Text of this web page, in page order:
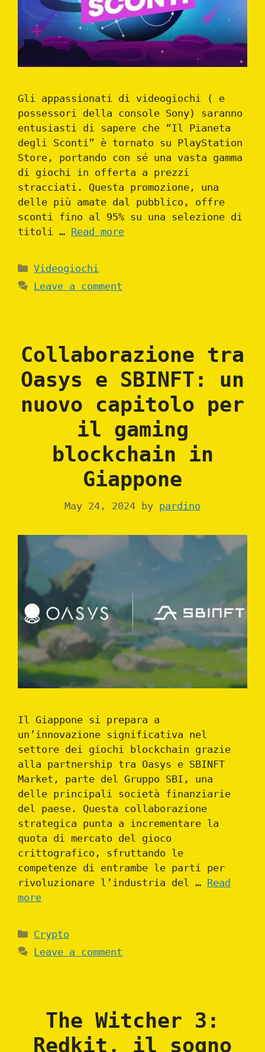
Gli appassionati di videogiochi ( e
possessori della console Sony) saranno
entusiasti di sapere che “Il Pianeta
degli Sconti” è tornato su PlayStation
Store, portando con sé una vasta gamma
di giochi in offerta a prezzi
stracciati. Questa promozione, una
delle più amate dal pubblico, offre
sconti fino al 95% su una selezione di
titoli … Read more
Categories
Videogiochi
Leave a comment
Collaborazione tra
Oasys e SBINFT: un
nuovo capitolo per
il gaming
blockchain in
Giappone
May 24, 2024 by pardino
Il Giappone si prepara a
un’innovazione significativa nel
settore dei giochi blockchain grazie
alla partnership tra Oasys e SBINFT
Market, parte del Gruppo SBI, una
delle principali società finanziarie
del paese. Questa collaborazione
strategica punta a incrementare la
quota di mercato del gioco
crittografico, sfruttando le
competenze di entrambe le parti per
rivoluzionare l’industria del … Read
more
Categories
Crypto
Leave a comment
The Witcher 3:
Redkit, il sogno